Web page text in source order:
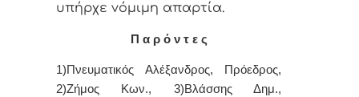
υπήρχε vόμιμη απαρτία.
Π α ρ ό ν τ ε ς
1)Πνευματικός Αλέξανδρος, Πρόεδρος,
2)Ζήμος Κων., 3)Βλάσσης Δημ.,